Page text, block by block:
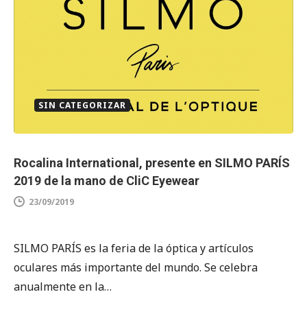
SIN CATEGORIZAR
Rocalina International, presente en SILMO PARÍS
2019 de la mano de CliC Eyewear
23/09/2019
SILMO PARÍS es la feria de la óptica y artículos
oculares más importante del mundo. Se celebra
anualmente en la…